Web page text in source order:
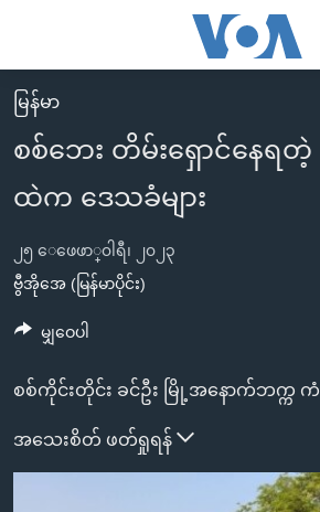
လွယ်ကူ
စေ
သည့်
များ
ပင်မ
အကြောင်းအရာ
ကျော်
ရန်
ပင်မ
မူလစာမျက်နှာ
မြန်မာ
ကမ္ဘာ့သတင်းများ
အမေရိကန်
သတင်းလွတ်လပ်ခွင့်
အမေရိကန်သုံးအီဒီယံ
မကြေးမုံရဲ့ အင်္ဂလိပ်စာ
ရုပ်ရှင်ထဲက အင်္ဂလိပ်စာ
အပတ်စဉ်ကဏ္ဍများ
ရေဒီယို
တီဗွီ
ရေဒီယိုနှင့်ရုပ်သံ အချက်အလက်များ
ရေဒီယို/တီဗွီအစီအစဉ်
မြန်မာ
စစ်ဘေး တိမ်းရှောင်နေရတဲ့
ထဲက ဒေသခံများ
၂၅ ေဖေဖာ္၀ါရီ၊ ၂၀၂၃
ဗွီအိုအေ (မြန်မာပိုင်း)
အသေးစိတ် ဖတ်ရှုရန်
မျှဝေပါ